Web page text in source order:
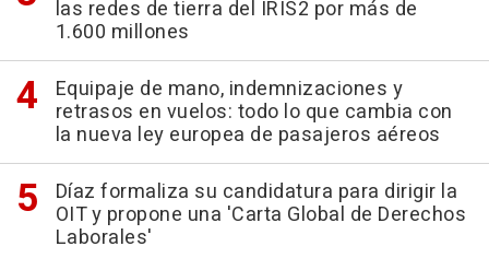
las redes de tierra del IRIS2 por más de
1.600 millones
Equipaje de mano, indemnizaciones y
retrasos en vuelos: todo lo que cambia con
la nueva ley europea de pasajeros aéreos
Díaz formaliza su candidatura para dirigir la
OIT y propone una 'Carta Global de Derechos
Laborales'